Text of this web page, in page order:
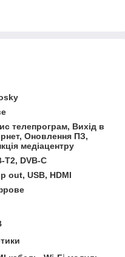
телепрограм, Вихід в
Оновлення ПЗ,
медіацентру
T2, DVB-C
out, USB, HDMI